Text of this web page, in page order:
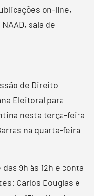
on-line,
sala de
de Direito
Eleitoral para
nesta terça-feira
na quarta-feira
9h às 12h e conta
Carlos Douglas e